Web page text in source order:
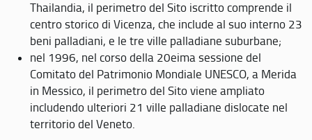
Thailandia, il perimetro del Sito iscritto comprende il
centro storico di Vicenza, che include al suo interno 23
beni palladiani, e le tre ville palladiane suburbane;
nel 1996, nel corso della 20eima sessione del
Comitato del Patrimonio Mondiale UNESCO, a Merida
in Messico, il perimetro del Sito viene ampliato
includendo ulteriori 21 ville palladiane dislocate nel
territorio del Veneto.